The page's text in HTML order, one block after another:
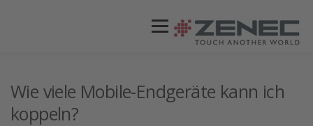
Menü
Wie viele Mobile-Endgeräte kann ich
koppeln?